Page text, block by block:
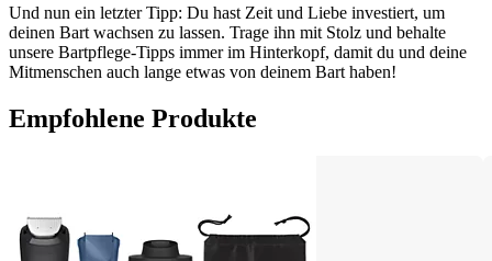
Und nun ein letzter Tipp: Du hast Zeit und Liebe investiert, um
deinen Bart wachsen zu lassen. Trage ihn mit Stolz und behalte
unsere Bartpflege-Tipps immer im Hinterkopf, damit du und deine
Mitmenschen auch lange etwas von deinem Bart haben!
Empfohlene Produkte